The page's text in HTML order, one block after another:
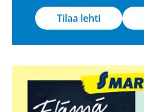
Tilaa lehti